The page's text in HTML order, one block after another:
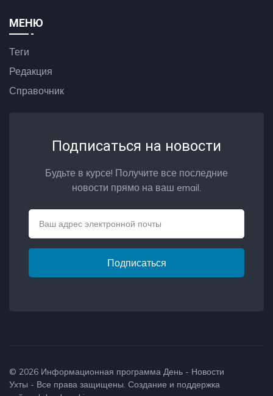
МЕНЮ
Теги
Редакция
Справочник
Подписаться на новости
Будьте в курсе! Получите все последние
новости прямо на ваш email.
Подписаться
© 2026 Информационная программа День - Новости
Ухты - Все права защищены. Создание и поддержка